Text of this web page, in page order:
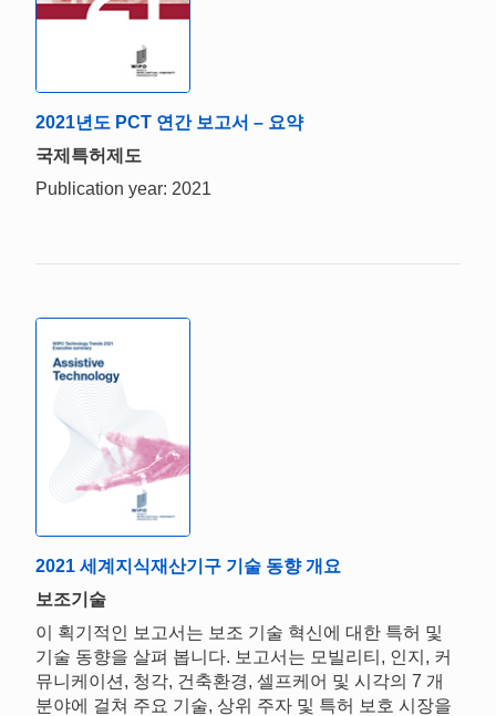
2021년도 PCT 연간 보고서 – 요약
국제특허제도
Publication year: 2021
2021 세계지식재산기구 기술 동향 개요
보조기술
이 획기적인 보고서는 보조 기술 혁신에 대한 특허 및
기술 동향을 살펴 봅니다. 보고서는 모빌리티, 인지, 커
뮤니케이션, 청각, 건축환경, 셀프케어 및 시각의 7 개
분야에 걸쳐 주요 기술, 상위 주자 및 특허 보호 시장을